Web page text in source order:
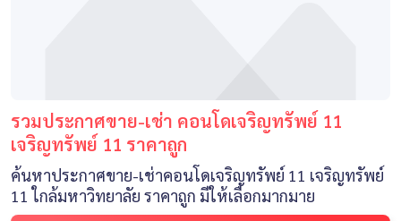
รวมประกาศขาย-เช่า คอนโดเจริญทรัพย์ 11
เจริญทรัพย์ 11 ราคาถูก
ค้นหาประกาศขาย-เช่าคอนโดเจริญทรัพย์ 11 เจริญทรัพย์
11 ใกล้มหาวิทยาลัย ราคาถูก มีให้เลือกมากมาย